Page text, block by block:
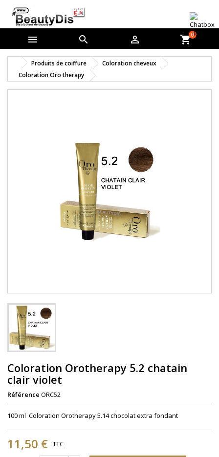
   shopping_cart0
Produits de coiffure
Coloration cheveux
Coloration Oro therapy
Coloration Orotherapy 5.2 chatain
clair violet
Référence ORC52
100 ml Coloration Orotherapy 5.14 chocolat extra fondant
11,50 € TTC